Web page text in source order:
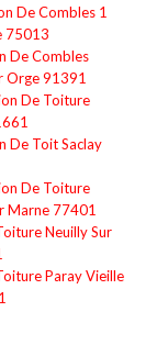
De Combles 1
75013
De Combles
Orge 91391
De Toiture
De Toit Saclay
De Toiture
Marne 77401
Neuilly Sur
Paray Vieille